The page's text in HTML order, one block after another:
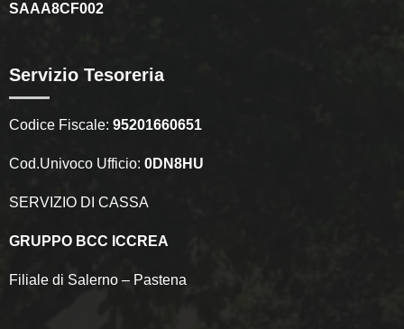
SAAA8CF002
Servizio Tesoreria
Codice Fiscale: 95201660651
Cod.Univoco Ufficio: 0DN8HU
SERVIZIO DI CASSA
GRUPPO BCC ICCREA
Filiale di Salerno – Pastena